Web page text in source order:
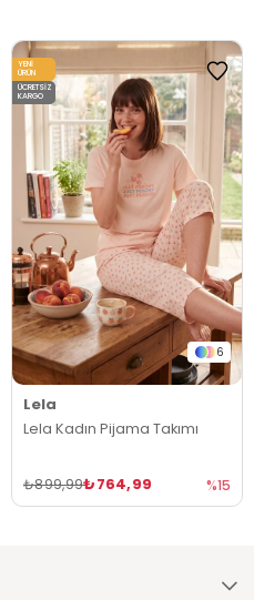
6
Lela
Lela Kadın Pijama Takımı
₺764,99
₺899,99 %15
YENI
ÜRÜN
ÜCRETSIZ
KARGO